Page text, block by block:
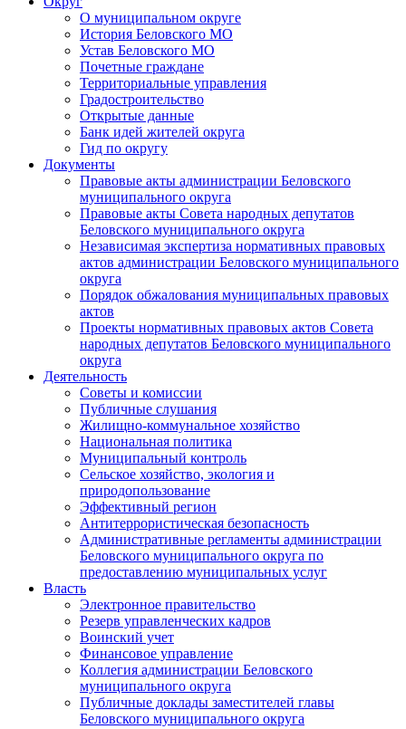
О муниципальном округе
История Беловского МО
Устав Беловского МО
Почетные граждане
Территориальные управления
Градостроительство
Открытые данные
Банк идей жителей округа
Гид по округу
Документы
Правовые акты администрации Беловского
муниципального округа
Правовые акты Совета народных депутатов
Беловского муниципального округа
Независимая экспертиза нормативных правовых
актов администрации Беловского муниципального
округа
Порядок обжалования муниципальных правовых
актов
Проекты нормативных правовых актов Совета
народных депутатов Беловского муниципального
округа
Деятельность
Советы и комиссии
Публичные слушания
Жилищно-коммунальное хозяйство
Национальная политика
Муниципальный контроль
Сельское хозяйство, экология и
природопользование
Эффективный регион
Антитеррористическая безопасность
Административные регламенты администрации
Беловского муниципального округа по
предоставлению муниципальных услуг
Власть
Электронное правительство
Резерв управленческих кадров
Воинский учет
Финансовое управление
Коллегия администрации Беловского
муниципального округа
Публичные доклады заместителей главы
Беловского муниципального округа